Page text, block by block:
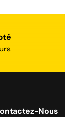
Nous